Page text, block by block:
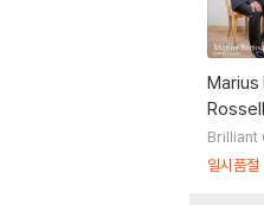
슬리베
피아노
Brilliant
일시품절